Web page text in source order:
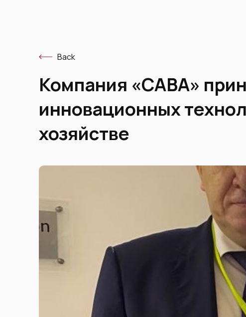
Back
Компания «САВА»
инновационных
хозяйстве